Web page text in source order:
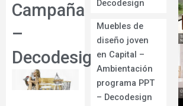
Campaña
–
Decodesign
Decodesign
Muebles de
diseño joven
en Capital –
Ambientación
programa PPT
– Decodesign